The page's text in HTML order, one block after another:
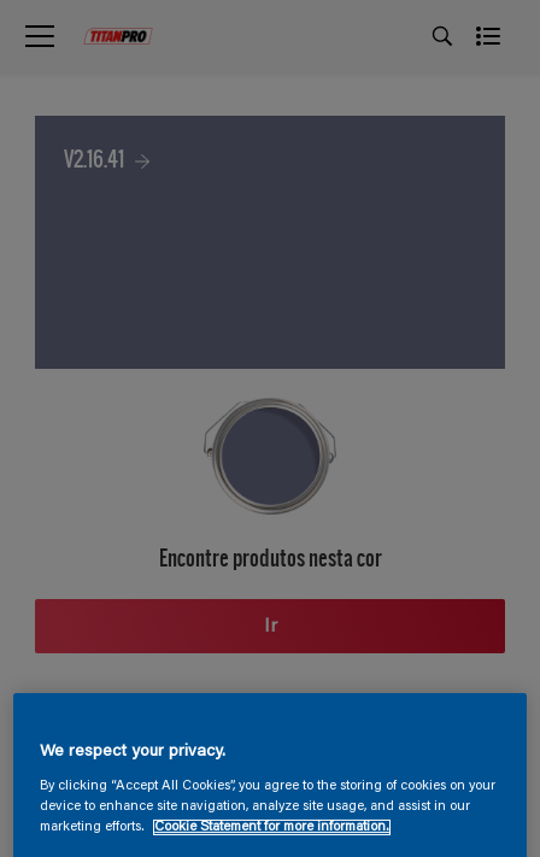
V2.16.41
Encontre produtos nesta cor
Ir
Seção de cores
We respect your privacy.
By clicking “Accept All Cookies”, you agree to the storing of cookies on your
device to enhance site navigation, analyze site usage, and assist in our
marketing efforts.
Cookie Statement for more information.